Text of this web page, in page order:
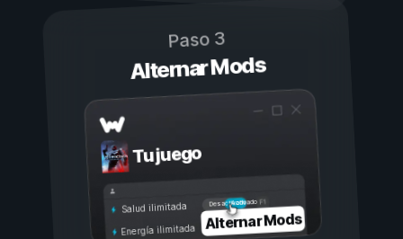
Paso 3
Alternar Mods
Tu juego
Activado
Desactivado
Salud ilimitada
Energía ilimitada Alternar Mods